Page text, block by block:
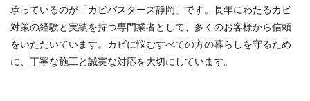
承っているのが「カビバスターズ静岡」です。長年にわたるカビ
対策の経験と実績を持つ専門業者として、多くのお客様から信頼
をいただいています。カビに悩むすべての方の暮らしを守るため
に、丁寧な施工と誠実な対応を大切にしています。